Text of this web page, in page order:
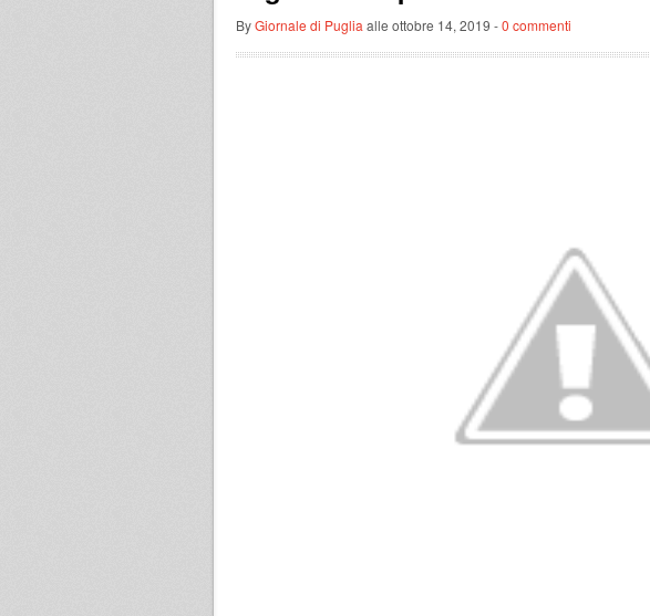
ByGiornale di Puglia alle ottobre 14, 2019 -0 commenti